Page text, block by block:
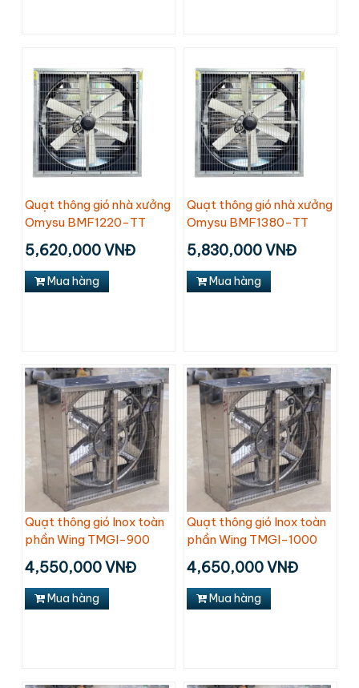
Quạt thông gió nhà xưởng
Omysu BMF1220-TT
5,620,000 VNĐ
Mua hàng
Quạt thông gió nhà xưởng
Omysu BMF1380-TT
5,830,000 VNĐ
Mua hàng
Quạt thông gió Inox toàn
phần Wing TMGI-900
4,550,000 VNĐ
Mua hàng
Quạt thông gió Inox toàn
phần Wing TMGI-1000
4,650,000 VNĐ
Mua hàng